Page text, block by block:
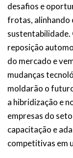
desafios e
frotas, alinhando
reposição
do mercado e
mudanças
moldarão o
a hibridização e
empresas do
capacitação e
competitivas em